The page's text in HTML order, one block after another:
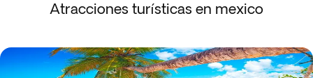
Atracciones turísticas en mexico